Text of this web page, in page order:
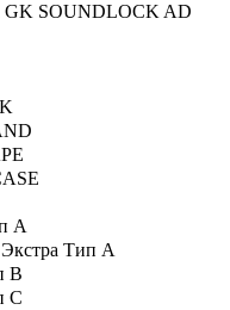
SOUNDLOCK AD
А
Тип A
В
C